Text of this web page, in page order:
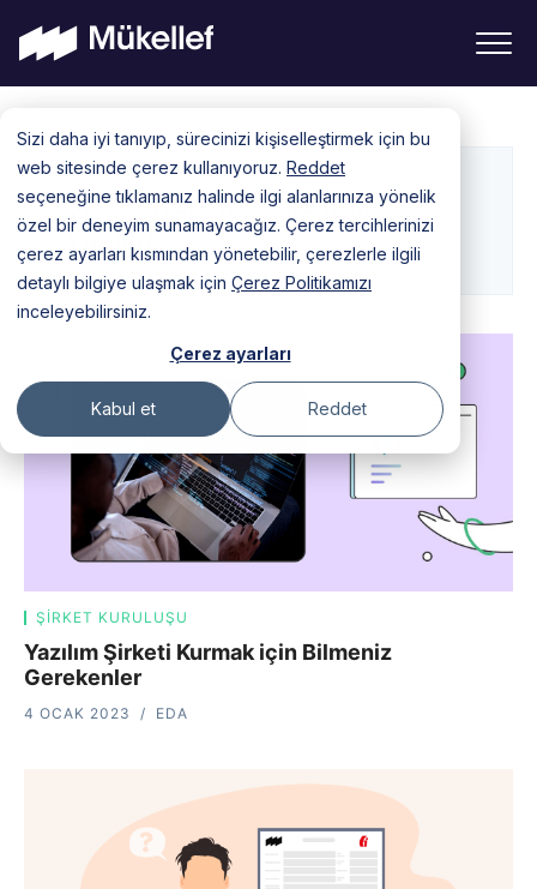
Sizi daha iyi tanıyıp, sürecinizi kişiselleştirmek için bu
web sitesinde çerez kullanıyoruz. Reddet
seçeneğine tıklamanız halinde ilgi alanlarınıza yönelik
özel bir deneyim sunamayacağız. Çerez tercihlerinizi
çerez ayarları kısmından yönetebilir, çerezlerle ilgili
detaylı bilgiye ulaşmak için Çerez Politikamızı
inceleyebilirsiniz.
Çerez ayarları
Kabul et Reddet
contentŞirket Kuruluşu ile İlgili
Yazılar
ŞIRKET KURULUŞU
Yazılım Şirketi Kurmak için Bilmeniz
Gerekenler
4 OCAK 2023 EDA